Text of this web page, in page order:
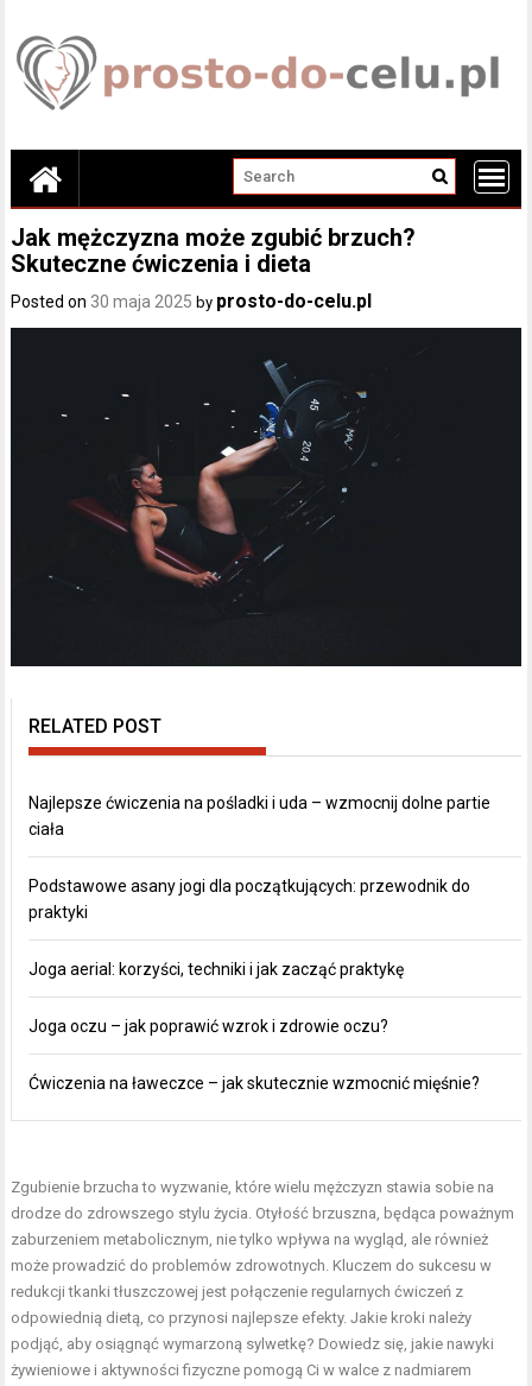
content
Jak mężczyzna może zgubić brzuch?
Skuteczne ćwiczenia i dieta
Posted on 30 maja 2025 by prosto-do-celu.pl
RELATED POST
Najlepsze ćwiczenia na pośladki i uda – wzmocnij dolne partie
ciała
Podstawowe asany jogi dla początkujących: przewodnik do
praktyki
Joga aerial: korzyści, techniki i jak zacząć praktykę
Joga oczu – jak poprawić wzrok i zdrowie oczu?
Ćwiczenia na ławeczce – jak skutecznie wzmocnić mięśnie?
Zgubienie brzucha to wyzwanie, które wielu mężczyzn stawia sobie na
drodze do zdrowszego stylu życia. Otyłość brzuszna, będąca poważnym
zaburzeniem metabolicznym, nie tylko wpływa na wygląd, ale również
może prowadzić do problemów zdrowotnych. Kluczem do sukcesu w
redukcji tkanki tłuszczowej jest połączenie regularnych ćwiczeń z
odpowiednią dietą, co przynosi najlepsze efekty. Jakie kroki należy
podjąć, aby osiągnąć wymarzoną sylwetkę? Dowiedz się, jakie nawyki
żywieniowe i aktywności fizyczne pomogą Ci w walce z nadmiarem